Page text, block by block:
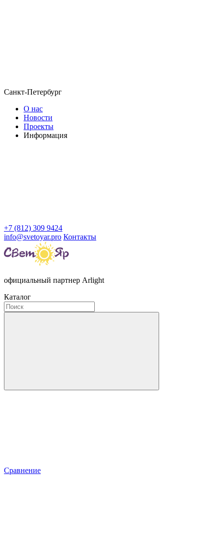
Санкт-Петербург
О нас
Новости
Проекты
Информация
+7 (812) 309 9424
info@svetoyar.pro Контакты
официальный партнер Arlight
Каталог
Сравнение